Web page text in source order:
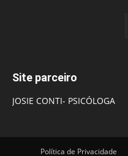
Site parceiro
JOSIE CONTI- PSICÓLOGA
Política de Privacidade